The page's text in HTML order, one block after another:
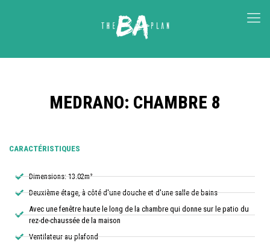
MEDRANO: CHAMBRE 8
CARACTÉRISTIQUES
Dimensions: 13.02m²
Deuxième étage, à côté d'une douche et d'une salle de bains
Avec une fenêtre haute le long de la chambre qui donne sur le patio du
rez-de-chaussée de la maison
Ventilateur au plafond